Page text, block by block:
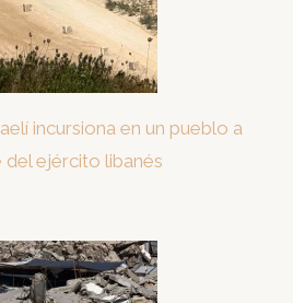
incursiona en un pueblo a
del ejército libanés